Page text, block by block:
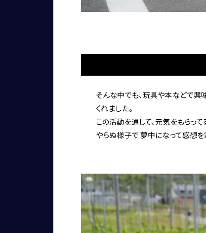
そんな中でも、玩具や本などで興
くれました。
この活動を通して、元気をもらっ
やらぬ様子で 夢中になって感想を